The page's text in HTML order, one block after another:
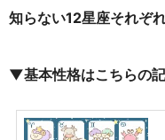
知らない12星座それぞ
▼基本性格はこちらの記